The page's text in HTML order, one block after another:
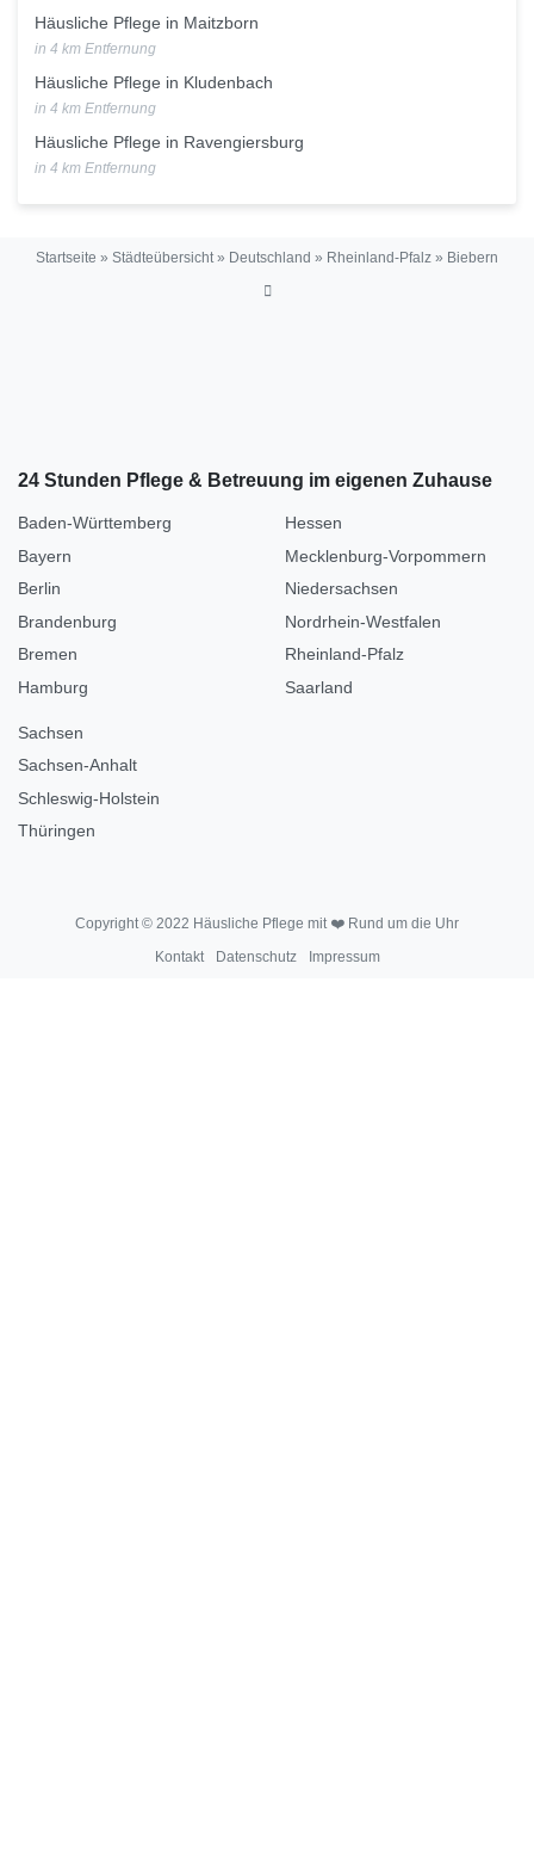
Häusliche Pflege in Maitzborn
in 4 km Entfernung
Häusliche Pflege in Kludenbach
in 4 km Entfernung
Häusliche Pflege in Ravengiersburg
in 4 km Entfernung
Startseite » Städteübersicht» Deutschland » Rheinland-Pfalz » Biebern
24 Stunden Pflege & Betreuung im eigenen Zuhause
Baden-Württemberg
Bayern
Berlin
Brandenburg
Bremen
Hamburg
Hessen
Mecklenburg-Vorpommern
Niedersachsen
Nordrhein-Westfalen
Rheinland-Pfalz
Saarland
Sachsen
Sachsen-Anhalt
Schleswig-Holstein
Thüringen
Copyright © 2022 Häusliche Pflege mit ❤️ Rund um die Uhr
Kontakt
Datenschutz Impressum